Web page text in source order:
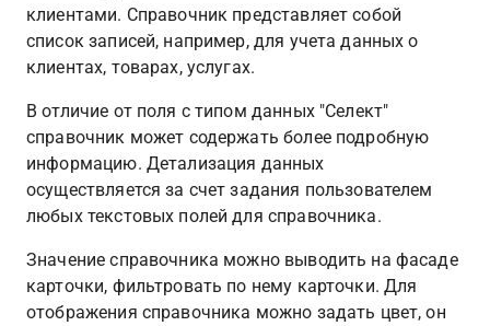
клиентами. Справочник представляет собой
список записей, например, для учета данных о
клиентах, товарах, услугах.
В отличие от поля с типом данных "Селект"
справочник может содержать более подробную
информацию. Детализация данных
осуществляется за счет задания пользователем
любых текстовых полей для справочника.
Значение справочника можно выводить на фасаде
карточки, фильтровать по нему карточки. Для
отображения справочника можно задать цвет, он